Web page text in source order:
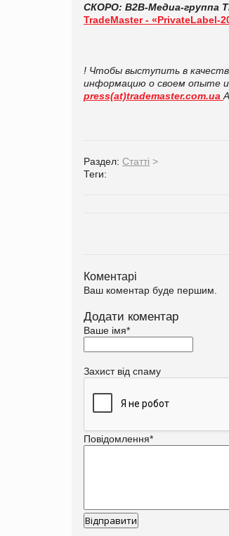
СКОРО: B2B-Медиа-группа
TradeMaster - «PrivateLabel-
! Чтобы выступить в
информацию о своем опыте
press(at)trademaster.com.ua
Раздел: Статті >
Теги:
Коментарі
Ваш коментар буде першим.
Додати коментар
Ваше імя*
Захист від спаму
Повідомлення*